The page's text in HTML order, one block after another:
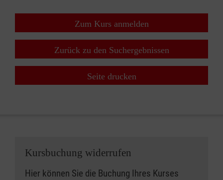
Zum Kurs anmelden
Zurück zu den Suchergebnissen
Seite drucken
Kursbuchung widerrufen
Hier können Sie die Buchung Ihres Kurses